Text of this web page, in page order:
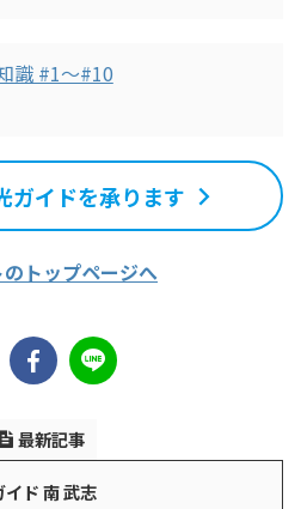
識 #1～#10
ガイドを承ります
トップページへ
最新記事
ド 南 武志